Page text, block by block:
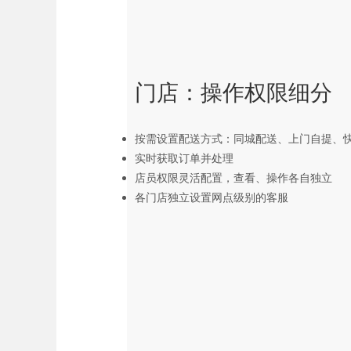
门店：操作权限细分
按需设置配送方式：同城配送、上门自提、
实时获取订单并处理
店员权限灵活配置，查看、操作各自独立
各门店独立设置网点级别的客服